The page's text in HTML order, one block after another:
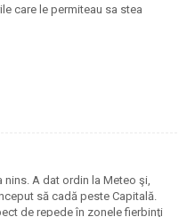
care le permiteau sa stea
nins. A dat ordin la Meteo şi,
să cadă peste Capitală.
de repede în zonele fierbinţi